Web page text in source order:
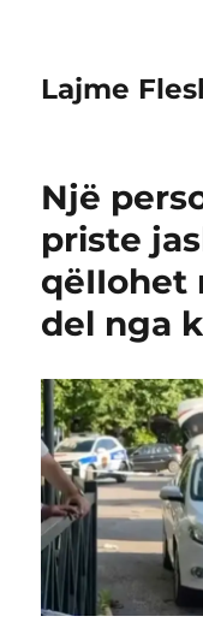
Lajme
Një
priste
qëIIohet
del nga